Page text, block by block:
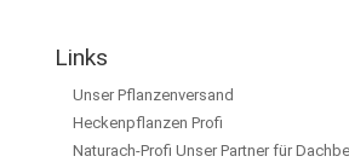
Links
Unser Pflanzenversand
Heckenpflanzen Profi
Naturach-Profi Unser Partner für